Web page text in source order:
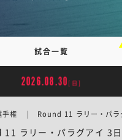
試合一覧
2026.08.30 [日]
11 ラリー・パラグアイ 3日
手権 | Round 11 ラリー・パラ